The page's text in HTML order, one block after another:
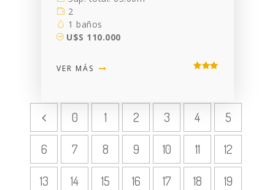
2
1 baños
U$S 110.000
VER MÁS
0 1 2 3 4
5
6
7 8 9 10 11
12
13
14 15 16 17 18
19